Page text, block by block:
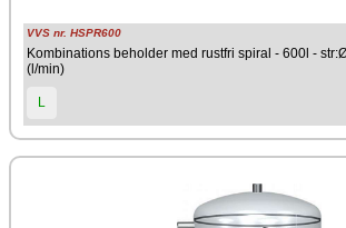
VVS nr. HSPR600
Kombinations beholder med rustfri spiral - 600l -
(l/min)
L